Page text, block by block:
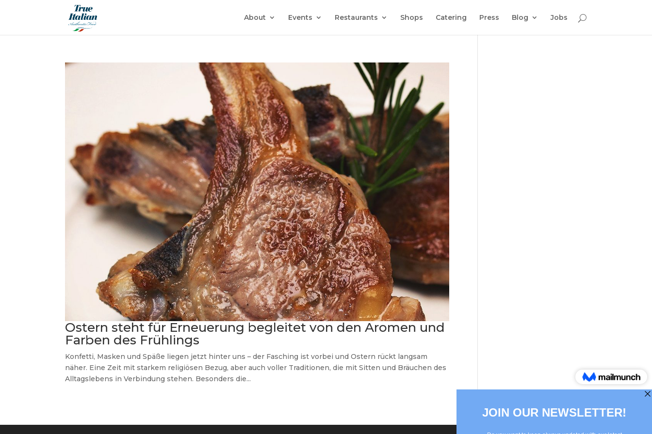
About Events Restaurants Shops Catering Press Blog Jobs
Ostern steht für Erneuerung begleitet von den Aromen und
Farben des Frühlings
Konfetti, Masken und Späße liegen jetzt hinter uns – der Fasching ist vorbei und Ostern rückt langsam
näher. Eine Zeit mit starkem religiösen Bezug, aber auch voller Traditionen, die mit Sitten und Bräuchen des
Alltagslebens in Verbindung stehen. Besonders die...